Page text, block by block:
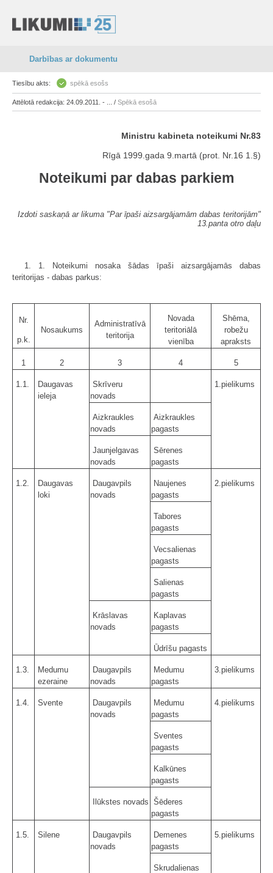
Darbības ar dokumentu
Tiesību akts: spēkā esošs
Attēlotā redakcija: 24.09.2011. - ... / Spēkā esošā
Ministru kabineta noteikumi Nr.83
Rīgā 1999.gada 9.martā (prot. Nr.16 1.§)
Noteikumi par dabas parkiem
Izdoti saskaņā ar likuma "Par īpaši aizsargājamām dabas teritorijām"
13.panta otro daļu
1. 1. Noteikumi nosaka šādas īpaši aizsargājamās dabas
teritorijas - dabas parkus:
Nr.
p.k.
Nosaukums
Administratīvā
teritorija
Novada
teritoriālā
vienība
Shēma,
robežu
apraksts
1 2 3 4 5
1.1.
Daugavas
ieleja
Skrīveru
novads
1.pielikums
Aizkraukles
novads
Aizkraukles
pagasts
Jaunjelgavas
novads
Sērenes
pagasts
1.2.
Daugavas
loki
Daugavpils
novads
Naujenes
pagasts
2.pielikums
Tabores
pagasts
Vecsalienas
pagasts
Salienas
pagasts
Krāslavas
novads
Kaplavas
pagasts
Ūdrīšu pagasts
1.3.
Medumu
ezeraine
Daugavpils
novads
Medumu
pagasts
3.pielikums
1.4. Svente
Daugavpils
novads
Medumu
pagasts
4.pielikums
Sventes
pagasts
Kalkūnes
pagasts
Ilūkstes novads Šēderes
pagasts
1.5. Silene
Daugavpils
novads
Demenes
pagasts
5.pielikums
Skrudalienas